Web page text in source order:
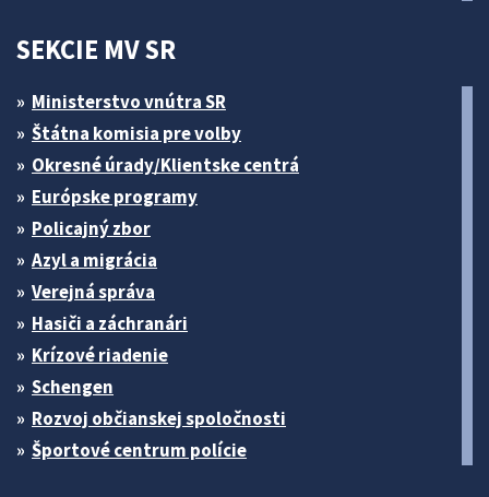
SEKCIE MV SR
Ministerstvo vnútra SR
Štátna komisia pre volby
Okresné úrady/Klientske centrá
Európske programy
Policajný zbor
Azyl a migrácia
Verejná správa
Hasiči a záchranári
Krízové riadenie
Schengen
Rozvoj občianskej spoločnosti
Športové centrum polície